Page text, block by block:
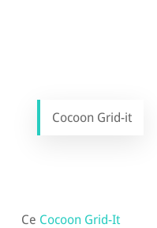
Cocoon Grid-it
Ce Cocoon Grid-It